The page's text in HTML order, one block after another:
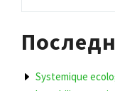
Systemique